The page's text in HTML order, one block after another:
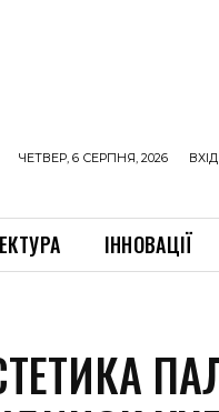
ЧЕТВЕР, 6 СЕРПНЯ, 2026 ВХІД
ІННОВАЦІЇ